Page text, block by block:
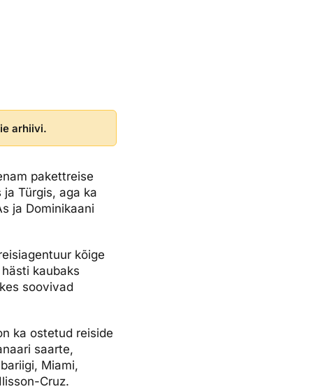
arhiivi.
pakettreise
Türgis, aga ka
ja Dominikaani
kõige
kaubaks
soovivad
ka ostetud reiside
saarte,
Miami,
Cruz.